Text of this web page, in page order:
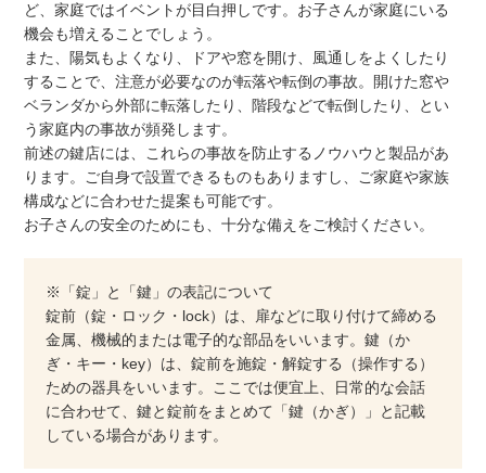
ど、家庭ではイベントが目白押しです。お子さんが家庭にいる
機会も増えることでしょう。
また、陽気もよくなり、ドアや窓を開け、風通しをよくしたり
することで、注意が必要なのが転落や転倒の事故。開けた窓や
ベランダから外部に転落したり、階段などで転倒したり、とい
う家庭内の事故が頻発します。
前述の鍵店には、これらの事故を防止するノウハウと製品があ
ります。ご自身で設置できるものもありますし、ご家庭や家族
構成などに合わせた提案も可能です。
お子さんの安全のためにも、十分な備えをご検討ください。
※「錠」と「鍵」の表記について
錠前（錠・ロック・lock）は、扉などに取り付けて締める
金属、機械的または電子的な部品をいいます。鍵（か
ぎ・キー・key）は、錠前を施錠・解錠する（操作する）
ための器具をいいます。ここでは便宜上、日常的な会話
に合わせて、鍵と錠前をまとめて「鍵（かぎ）」と記載
している場合があります。